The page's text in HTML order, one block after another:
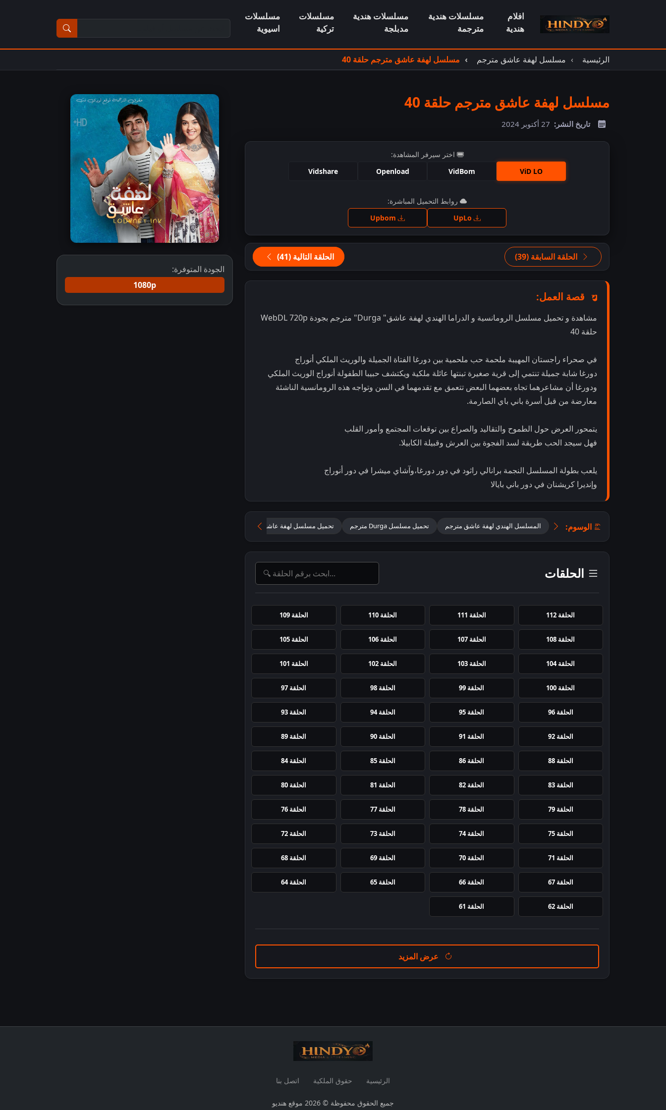
افلام
هندية
مسلسلات هندية
مترجمة
مسلسلات هندية
مدبلجة
مسلسلات
تركية
مسلسلات
اسيوية
الرئيسية مسلسل لهفة عاشق مترجم مسلسل لهفة عاشق مترجم حلقة 40
مسلسل لهفة عاشق مترجم حلقة 40
تاريخ النشر: 27 أكتوبر 2024
اختر سيرفر المشاهدة:
ViD LO
VidBom
Openload
Vidshare
اضغط للمشاهدة
روابط التحميل المباشرة:
الحلقة السابقة (39) الحلقة التالية (41)
قصة العمل:
مشاهدة و تحميل مسلسل الرومانسية و الدراما الهندي لهفة عاشق" Durga" مترجم بجودة WebDL 720p
حلقة 40
في صحراء راجستان المهيبة ملحمة حب ملحمية بين دورغا الفتاة الجميلة والوريث الملكي أنوراج
دورغا شابة جميلة تنتمي إلى قرية صغيرة تبنتها عائلة ملكية ويكتشف حبيبا الطفولة أنوراج الوريث الملكي
ودورغا أن مشاعرهما تجاه بعضهما البعض تتعمق مع تقدمهما في السن وتواجه هذه الرومانسية الناشئة
معارضة من قبل أسرة باني باي الصارمة.
يتمحور العرض حول الطموح والتقاليد والصراع بين توقعات المجتمع وأمور القلب
فهل سيجد الحب طريقة لسد الفجوة بين العرش وقبيلة الكابيلا.
يلعب بطولة المسلسل النجمة برانالي راثود في دور دورغا،وآشاي ميشرا في دور أنوراج
وإنديرا كريشنان في دور باني بايالا
الوسوم: المسلسل الهندي لهفة عاشق مترجم تحميل مسلسل Durga مترجم تحميل مسلسل لهفة عاشق مترجم
الحلقات
الحلقة 112 الحلقة 111 الحلقة 110 الحلقة 109
الحلقة 108 الحلقة 107 الحلقة 106 الحلقة 105
الحلقة 104 الحلقة 103 الحلقة 102 الحلقة 101
الحلقة 100 الحلقة 99 الحلقة 98 الحلقة 97
الحلقة 96 الحلقة 95 الحلقة 94 الحلقة 93
الحلقة 92 الحلقة 91 الحلقة 90 الحلقة 89
الحلقة 88 الحلقة 86 الحلقة 85 الحلقة 84
الحلقة 83 الحلقة 82 الحلقة 81 الحلقة 80
الحلقة 79 الحلقة 78 الحلقة 77 الحلقة 76
الحلقة 75 الحلقة 74 الحلقة 73 الحلقة 72
الحلقة 71 الحلقة 70 الحلقة 69 الحلقة 68
الحلقة 67 الحلقة 66 الحلقة 65 الحلقة 64
الحلقة 62 الحلقة 61
عرض المزيد
الجودة المتوفرة:
1080p
الرئيسية حقوق الملكية اتصل بنا
جميع الحقوق محفوظة © 2026 موقع هنديو